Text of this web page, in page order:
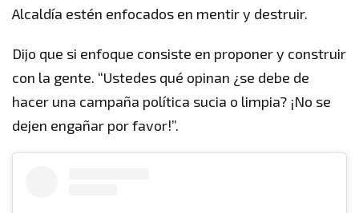
Alcaldía estén enfocados en mentir y destruir.
Dijo que si enfoque consiste en proponer y construir
con la gente. “Ustedes qué opinan ¿se debe de
hacer una campaña política sucia o limpia? ¡No se
dejen engañar por favor!”.